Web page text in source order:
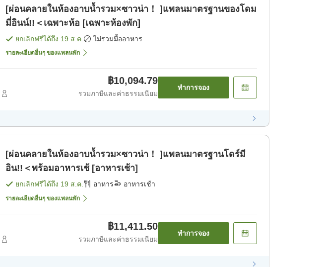
[ผ่อนคลายในห้องอาบน้ำรวม×ซาวน่า！ ]แพลนมาตรฐานของโดม
มี่อินน์!!＜เฉพาะห้อ [เฉพาะห้องพัก]
ยกเลิกฟรีได้ถึง 19 ส.ค. ไม่รวมมื้ออาหาร
รายละเอียดอื่นๆ ของแพลนพัก
฿10,094.79
รวมภาษีและค่าธรรมเนียม
ทำการจอง
[ผ่อนคลายในห้องอาบน้ำรวม×ซาวน่า！ ]แพลนมาตรฐานโดร์มี
อิน!!＜พร้อมอาหารเช้ [อาหารเช้า]
ยกเลิกฟรีได้ถึง 19 ส.ค. อาหาร อาหารเช้า
รายละเอียดอื่นๆ ของแพลนพัก
฿11,411.50
รวมภาษีและค่าธรรมเนียม
ทำการจอง